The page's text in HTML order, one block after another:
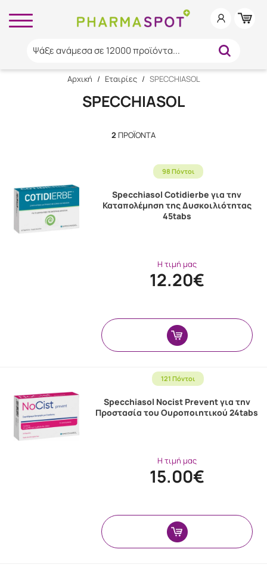
Ψάξε ανάμεσα σε 12000 προϊόντα...
Αρχική / Εταιρίες / SPECCHIASOL
SPECCHIASOL
2 ΠΡΟΪΌΝΤΑ
98 Πόντοι
Specchiasol Cotidierbe για την
Καταπολέμηση της Δυσκοιλιότητας
45tabs
Η τιμή μας
12.20€
121 Πόντοι
Specchiasol Nocist Prevent για την
Προστασία του Ουροποιητικού 24tabs
Η τιμή μας
15.00€